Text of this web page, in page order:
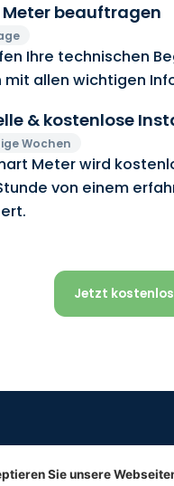
beauftragen
Ihre technischen
mit allen wichtigen
& kostenlose
Wochen
Meter wird
von einem
Jetzt
Was ist ein